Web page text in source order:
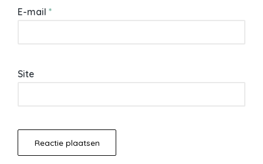
E-mail *
Site